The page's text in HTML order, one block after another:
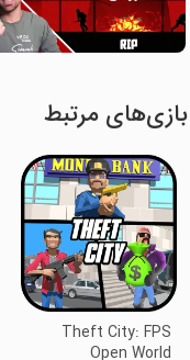
بازی‌های مرتبط
Theft City: FPS
Open World